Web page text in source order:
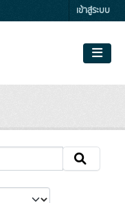
เข้าสู่ระบบ